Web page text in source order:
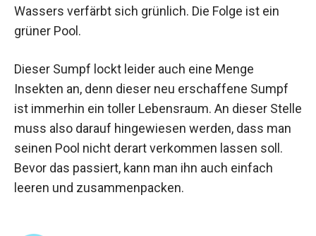
Wassers verfärbt sich grünlich. Die Folge ist ein
grüner Pool.
Dieser Sumpf lockt leider auch eine Menge
Insekten an, denn dieser neu erschaffene Sumpf
ist immerhin ein toller Lebensraum. An dieser Stelle
muss also darauf hingewiesen werden, dass man
seinen Pool nicht derart verkommen lassen soll.
Bevor das passiert, kann man ihn auch einfach
leeren und zusammenpacken.